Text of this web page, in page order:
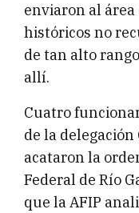
enviaron al área
históricos no
de tan alto
allí.
Cuatro
de la delegación
acataron la
Federal de Río
que la AFIP